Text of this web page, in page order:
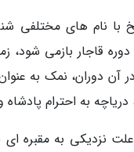
نام های مختلفی
قاجار بازمی شود،
دوران، نمک به
به احترام
نزدیکی به مقبره